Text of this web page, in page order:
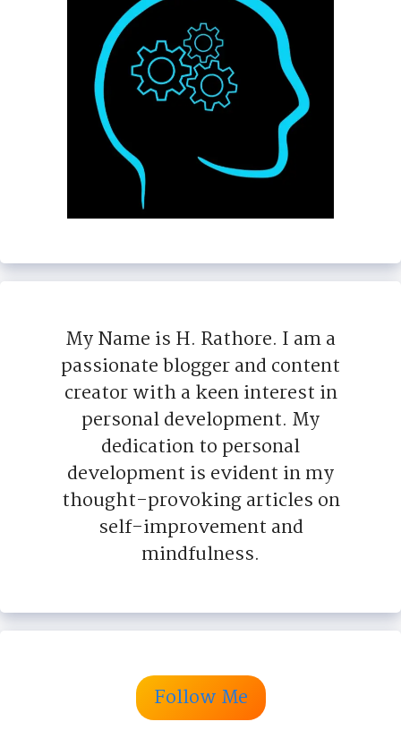
My Name is H. Rathore. I am a
passionate blogger and content
creator with a keen interest in
personal development. My
dedication to personal
development is evident in my
thought-provoking articles on
self-improvement and
mindfulness.
Follow Me